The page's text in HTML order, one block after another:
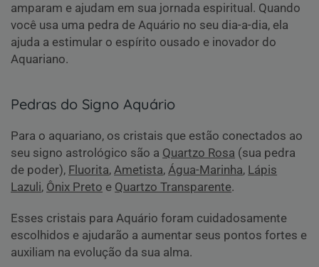
amparam e ajudam em sua jornada espiritual. Quando
você usa uma pedra de Aquário no seu dia-a-dia, ela
ajuda a estimular o espírito ousado e inovador do
Aquariano.
Pedras do Signo Aquário
Para o aquariano, os cristais que estão conectados ao
seu signo astrológico são a Quartzo Rosa (sua pedra
de poder), Fluorita,Ametista,Água-Marinha, Lápis
Lazuli, Ônix Preto e Quartzo Transparente.
Esses cristais para Aquário foram cuidadosamente
escolhidos e ajudarão a aumentar seus pontos fortes e
auxiliam na evolução da sua alma.